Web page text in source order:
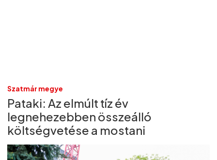
Szatmár megye
Pataki: Az elmúlt tíz év
legnehezebben összeálló
költségvetése a mostani